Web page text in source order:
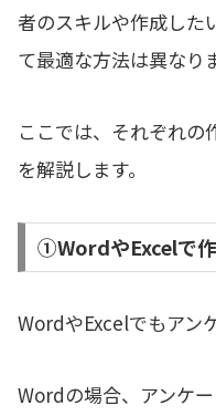
者のスキルや作成した
て最適な方法は異なり
ここでは、それぞれの
を解説します。
①WordやExcelで
WordやExcelでもアン
Wordの場合、アンケ